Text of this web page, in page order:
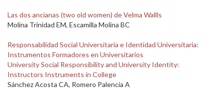
Las dos ancianas (two old women) de Velma Wallls
Molina Trinidad EM, Escamilla Molina BC
Responsabilidad Social Universitaria e Identidad Universitaria:
Instrumentos Formadores en Universitarios
University Social Responsibility and University Identity:
Instructors Instruments in College
Sánchez Acosta CA, Romero Palencia A